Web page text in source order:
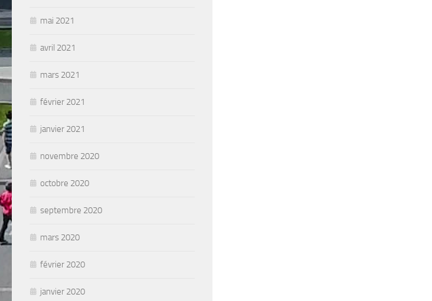
mai 2021
avril 2021
mars 2021
février 2021
janvier 2021
novembre 2020
octobre 2020
septembre 2020
mars 2020
février 2020
janvier 2020